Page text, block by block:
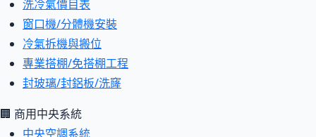
洗冷氣價目表
窗口機/分體機安裝
冷氣拆機與搬位
專業搭棚/免搭棚工程
封玻璃/封鋁板/洗窿
🏢 商用中央系統
中央空調系統